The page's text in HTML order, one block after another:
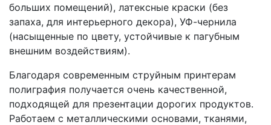
больших помещений), латексные краски (без
запаха, для интерьерного декора), УФ-чернила
(насыщенные по цвету, устойчивые к пагубным
внешним воздействиям).
Благодаря современным струйным принтерам
полиграфия получается очень качественной,
подходящей для презентации дорогих продуктов.
Работаем с металлическими основами, тканями,